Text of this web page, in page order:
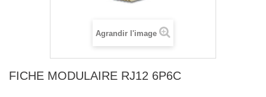
Agrandir l'image
FICHE MODULAIRE RJ12 6P6C